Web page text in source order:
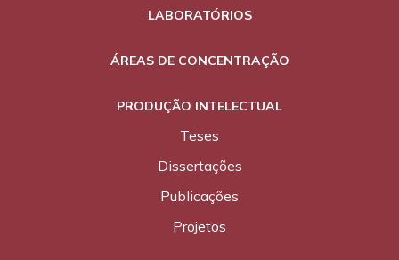
LABORATÓRIOS
ÁREAS DE CONCENTRAÇÃO
PRODUÇÃO INTELECTUAL
Teses
Dissertações
Publicações
Projetos